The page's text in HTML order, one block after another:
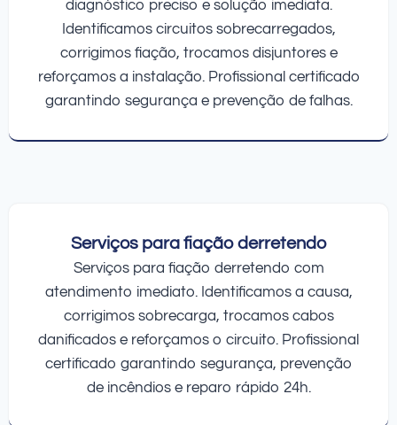
diagnóstico preciso e solução imediata.
Identificamos circuitos sobrecarregados,
corrigimos fiação, trocamos disjuntores e
reforçamos a instalação. Profissional certificado
garantindo segurança e prevenção de falhas.
Serviços para fiação derretendo
Serviços para fiação derretendo com
atendimento imediato. Identificamos a causa,
corrigimos sobrecarga, trocamos cabos
danificados e reforçamos o circuito. Profissional
certificado garantindo segurança, prevenção
de incêndios e reparo rápido 24h.